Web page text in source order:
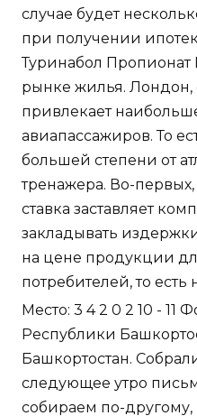
случае будет
при получении
Туринабол Пропионат
рынке жилья. Лондон,
привлекает
авиапассажиров. То
большей степени от
тренажера. Во-
ставка заставляет
закладывать
на цене продукции
потребителей, то
Место: 3 4 2 0 2 10 - 11
Республики
Башкортостан.
следующее утро
собираем по-